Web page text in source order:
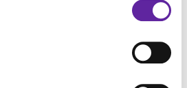
osalta. Myös oma
lisäämisessä on